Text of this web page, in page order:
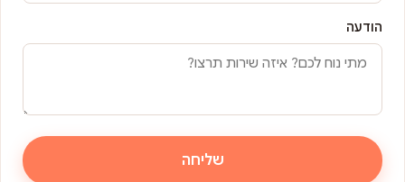
הודעה
שליחה